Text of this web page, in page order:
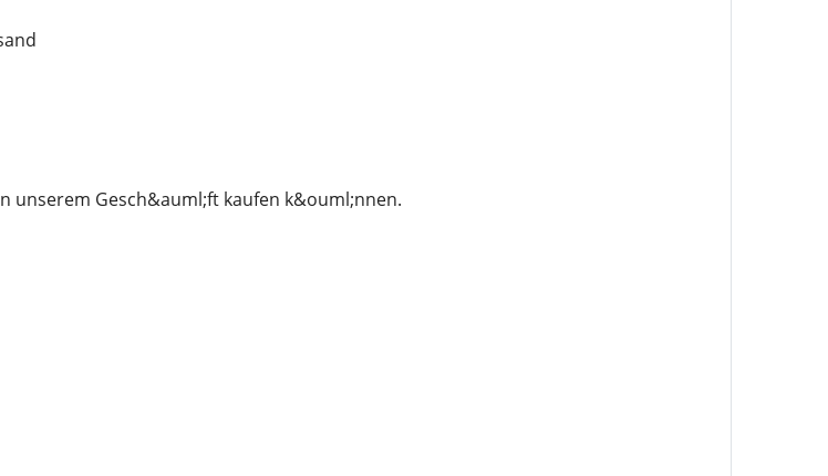
unserem Gesch&auml;ft kaufen k&ouml;nnen.